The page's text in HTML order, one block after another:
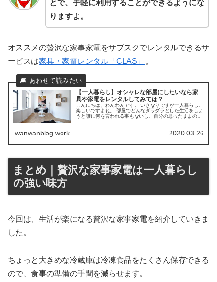
とで、手軽に利用することができるようにな
りますよ。
オススメの贅沢な家事家電をサブスクでレンタルできるサ
ービスは家具・家電レンタル「CLAS」 。
【一人暮らし】オシャレな部屋にしたいなら家
具や家電をレンタルしてみては？
こんにちは、わんわんです。 いきなりですが一人暮らし、
楽しいですよね。 部屋でどんなダラダラとした生活をしよ
うと誰に何を言われる事もないし、自分の思ったままの事
wanwanblog.work 2020.03.26
まとめ｜贅沢な家事家電は一人暮らし
の強い味方
今回は、生活が楽になる贅沢な家事家電を紹介していきま
した。
ちょっと大きめな冷蔵庫は冷凍食品をたくさん保存できる
ので、食事の準備の手間を減らせます。